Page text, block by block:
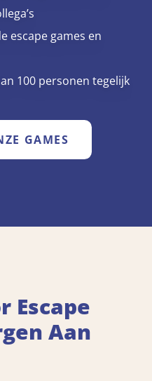
escape games en
100 personen tegelijk
GAMES
Escape
Aan